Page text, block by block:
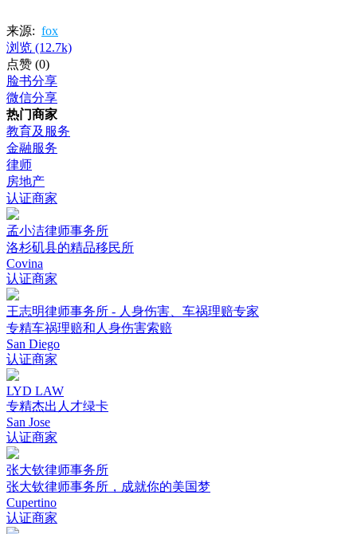
来源: fox
浏览 (12.7k)
点赞 (0)
脸书分享
微信分享
热门商家
教育及服务
金融服务
律师
房地产
认证商家
孟小洁律师事务所
洛杉矶县的精品移民所
Covina
认证商家
王志明律师事务所 - 人身伤害、车祸理赔专家
专精车祸理赔和人身伤害索赔
San Diego
认证商家
LYD LAW
专精杰出人才绿卡
San Jose
认证商家
张大钦律师事务所
张大钦律师事务所，成就你的美国梦
Cupertino
认证商家